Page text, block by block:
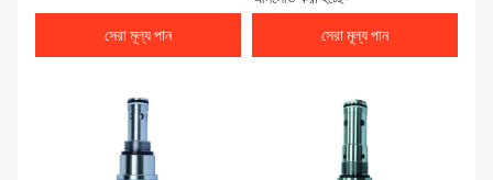
সেরা মূল্য পান সেরা মূল্য পান